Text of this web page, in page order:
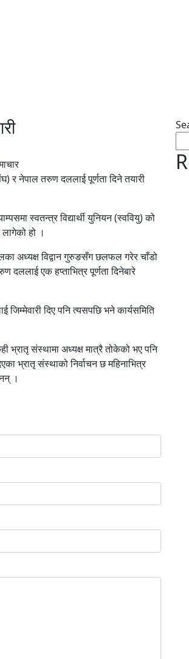
र नेपाल तरुण दललाई पूर्णता दिने तयारी
स्वतन्त्र विद्यार्थी युनियन (स्ववियु) को
हो ।
अध्यक्ष विद्वान गुरुङसँग छलफल गरेर चाँडो
दललाई एक हप्ताभित्र पूर्णता दिनेबारे
दिए पनि त्यसपछि भने कार्यसमिति
संस्थामा अध्यक्ष मात्रै तोकेको भए पनि
भ्रातृ संस्थाको निर्वाचन छ महिनाभित्र
।